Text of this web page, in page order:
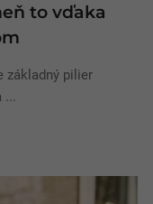
to vďaka
základný pilier
...